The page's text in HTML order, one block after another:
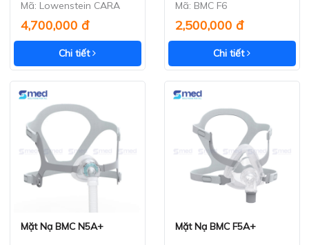
Mã: Lowenstein CARA
4,700,000 đ
Chi tiết
Mã: BMC F6
2,500,000 đ
Chi tiết
Xem nhanh
Mặt Nạ BMC N5A+ Xem nhanh
Mặt Nạ BMC F5A+